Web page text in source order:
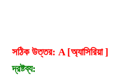
সঠিক উত্তর: A [অ্যাসিরিয়া ]
দ্রষ্টব্য: